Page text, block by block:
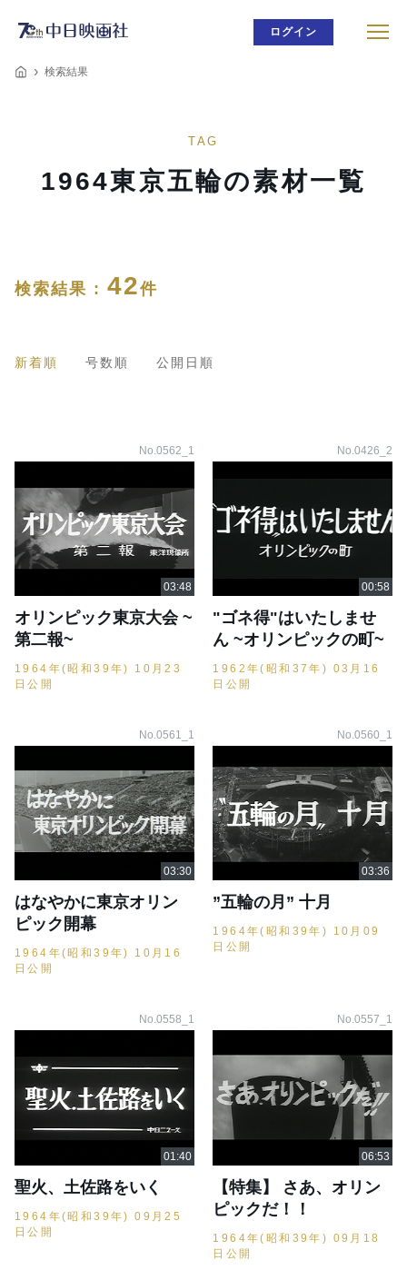
ログイン
検索結果
TAG
1964東京五輪の素材一覧
検索結果 : 42件
新着順 号数順 公開日順
No.0562_1
オリンピック東京大会 ~
第二報~
1964年(昭和39年) 10月23
日公開
No.0426_2
"ゴネ得"はいたしませ
ん ~オリンピックの町~
1962年(昭和37年) 03月16
日公開
No.0561_1
はなやかに東京オリン
ピック開幕
1964年(昭和39年) 10月16
日公開
No.0560_1
”五輪の月” 十月
1964年(昭和39年) 10月09
日公開
No.0558_1
聖火、土佐路をいく
1964年(昭和39年) 09月25
日公開
No.0557_1
【特集】 さあ、オリン
ピックだ！！
1964年(昭和39年) 09月18
日公開